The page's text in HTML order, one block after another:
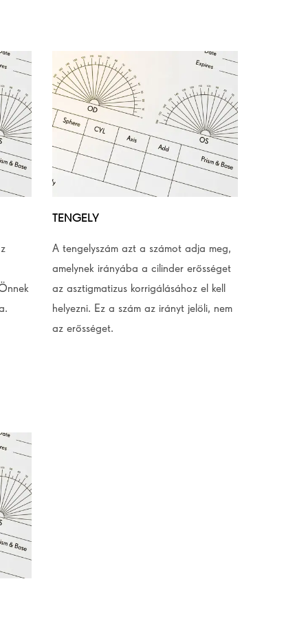
TENGELY
A tengelyszám azt a számot adja meg,
amelynek irányába a cilinder erősséget
az asztigmatizus korrigálásához el kell
helyezni. Ez a szám az irányt jelöli, nem
az erősséget.